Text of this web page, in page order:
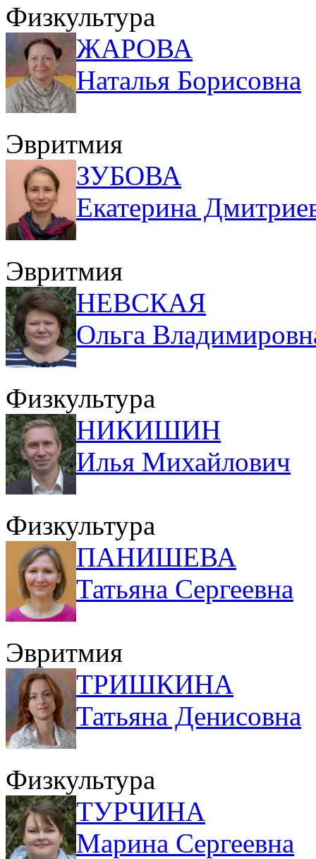
Физкультура
ЖАРОВА
Наталья Борисовна
Эвритмия
ЗУБОВА
Екатерина
Эвритмия
НЕВСКАЯ
Ольга
Физкультура
НИКИШИН
Илья Михайлович
Физкультура
ПАНИШЕВА
Татьяна Сергеевна
Эвритмия
ТРИШКИНА
Татьяна Денисовна
Физкультура
ТУРЧИНА
Марина Сергеевна